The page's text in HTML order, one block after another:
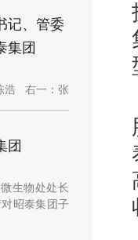
记、管委
集团
浩 右一：张
团
生物处处长
昭泰集团子